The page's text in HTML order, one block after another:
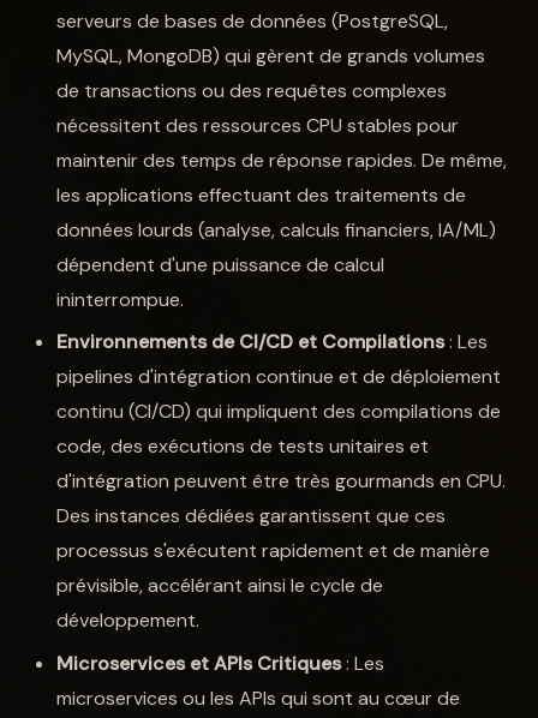
serveurs de bases de données (PostgreSQL,
MySQL, MongoDB) qui gèrent de grands volumes
de transactions ou des requêtes complexes
nécessitent des ressources CPU stables pour
maintenir des temps de réponse rapides. De même,
les applications effectuant des traitements de
données lourds (analyse, calculs financiers, IA/ML)
dépendent d'une puissance de calcul
ininterrompue.
Environnements de CI/CD et Compilations: Les
pipelines d'intégration continue et de déploiement
continu (CI/CD) qui impliquent des compilations de
code, des exécutions de tests unitaires et
d'intégration peuvent être très gourmands en CPU.
Des instances dédiées garantissent que ces
processus s'exécutent rapidement et de manière
prévisible, accélérant ainsi le cycle de
développement.
Microservices et APIs Critiques: Les
microservices ou les APIs qui sont au cœur de